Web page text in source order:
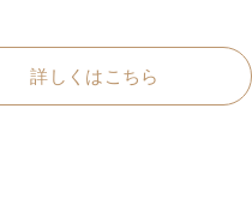
詳しくはこちら